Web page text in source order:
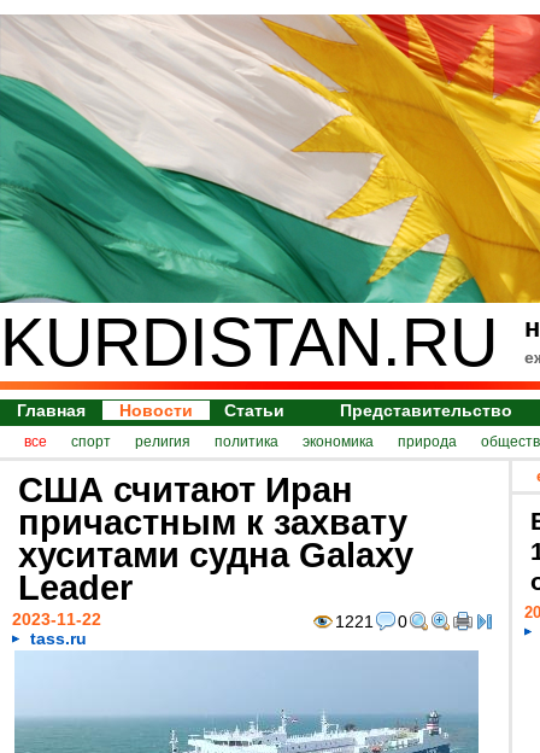
KURDISTAN.RU
Главная Новости Статьи Представительство
все спорт религия политика экономика природа
США считают Иран
причастным к захвату
хуситами судна Galaxy
Leader
1221 0
2023-11-22
tass.ru